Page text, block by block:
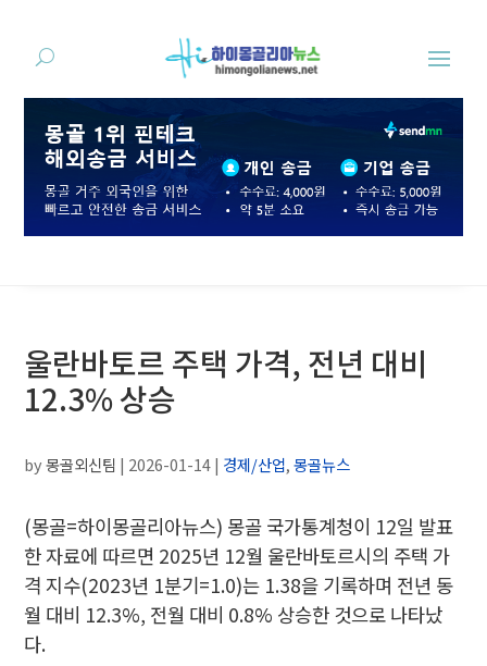
울란바토르 주택 가격, 전년 대비
12.3% 상승
by몽골외신팀 | 2026-01-14| 경제/산업,몽골뉴스
(몽골=하이몽골리아뉴스) 몽골 국가통계청이 12일 발표
한 자료에 따르면 2025년 12월 울란바토르시의 주택 가
격 지수(2023년 1분기=1.0)는 1.38을 기록하며 전년 동
월 대비 12.3%, 전월 대비 0.8% 상승한 것으로 나타났
다.